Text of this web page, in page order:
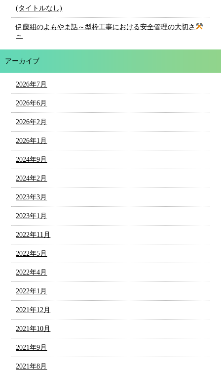
(タイトルなし)
伊藤組のよもやま話～型枠工事における安全管理の大切さ
～
アーカイブ
2026年7月
2026年6月
2026年2月
2026年1月
2024年9月
2024年2月
2023年3月
2023年1月
2022年11月
2022年5月
2022年4月
2022年1月
2021年12月
2021年10月
2021年9月
2021年8月